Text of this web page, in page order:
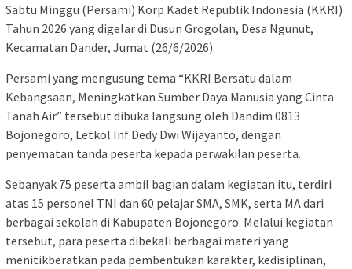
Sabtu Minggu (Persami) Korp Kadet Republik Indonesia (KKRI)
Tahun 2026 yang digelar di Dusun Grogolan, Desa Ngunut,
Kecamatan Dander, Jumat (26/6/2026).
Persami yang mengusung tema “KKRI Bersatu dalam
Kebangsaan, Meningkatkan Sumber Daya Manusia yang Cinta
Tanah Air” tersebut dibuka langsung oleh Dandim 0813
Bojonegoro, Letkol Inf Dedy Dwi Wijayanto, dengan
penyematan tanda peserta kepada perwakilan peserta.
Sebanyak 75 peserta ambil bagian dalam kegiatan itu, terdiri
atas 15 personel TNI dan 60 pelajar SMA, SMK, serta MA dari
berbagai sekolah di Kabupaten Bojonegoro. Melalui kegiatan
tersebut, para peserta dibekali berbagai materi yang
menitikberatkan pada pembentukan karakter, kedisiplinan,